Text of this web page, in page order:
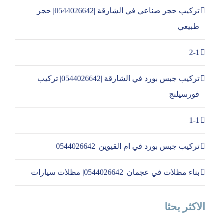
تركيب حجر صناعي في الشارقة |0544026642| حجر
طبيعي
2-1
تركيب جبس بورد في الشارقة |0544026642| تركيب
فورسيلنج
1-1
تركيب جبس بورد في ام القيوين |0544026642
بناء مظلات في عجمان |0544026642| مظلات سيارات
الاكثر بحثا